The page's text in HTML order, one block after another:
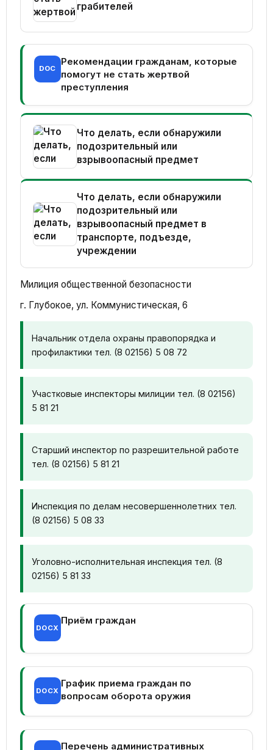
грабителей
DOC
Рекомендации гражданам, которые
помогут не стать жертвой
преступления
Что делать, если обнаружили
подозрительный или
взрывоопасный предмет
Что делать, если обнаружили
подозрительный или
взрывоопасный предмет в
транспорте, подъезде,
учреждении
Милиция общественной безопасности
г. Глубокое, ул. Коммунистическая, 6
Начальник отдела охраны правопорядка и
профилактики тел. (8 02156) 5 08 72
Участковые инспекторы милиции тел. (8 02156)
5 81 21
Старший инспектор по разрешительной работе
тел. (8 02156) 5 81 21
Инспекция по делам несовершеннолетних тел.
(8 02156) 5 08 33
Уголовно-исполнительная инспекция тел. (8
02156) 5 81 33
DOCX
Приём граждан
DOCX
График приема граждан по
вопросам оборота оружия
Перечень административных